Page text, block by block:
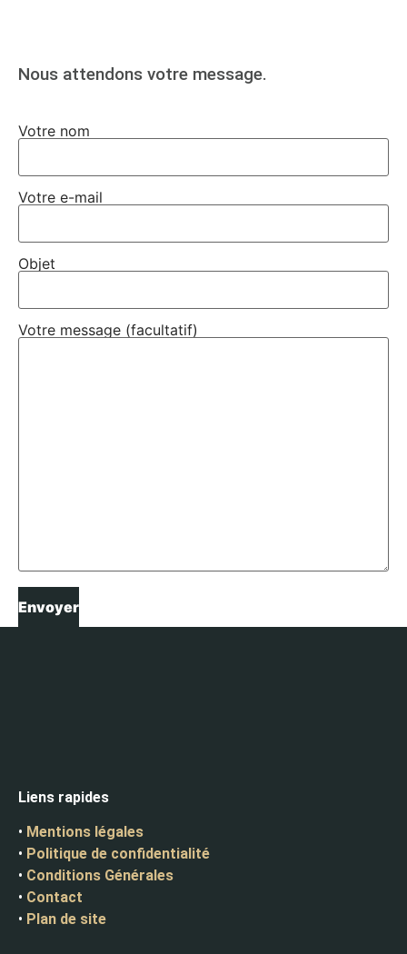
Nous attendons votre message.
Votre nom
Votre e-mail
Objet
Votre message (facultatif)
Liens rapides
• Mentions légales
• Politique de confidentialité
• Conditions Générales
• Contact
• Plan de site